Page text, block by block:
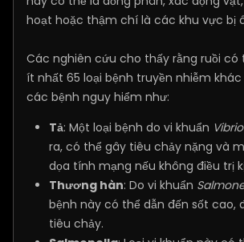
hoạt hoặc thậm chí là các khu vực bị
Các nghiên cứu cho thấy rằng ruồi
ít nhất 65 loại bệnh truyền nhiễm
các bệnh nguy hiểm như:
Tả: Một loại bệnh do vi khuẩn
ra, có thể gây tiêu chảy nặng và
dọa tính mạng nếu không điều trị
Thương hàn: Do vi khuẩn
bệnh này có thể dẫn đến sốt cao,
tiêu chảy.